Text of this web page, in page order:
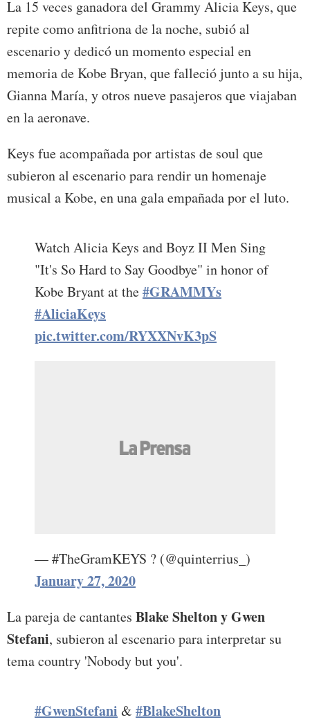
La 15 veces ganadora del Grammy Alicia Keys, que
repite como anfitriona de la noche, subió al
escenario y dedicó un momento especial en
memoria de Kobe Bryan, que falleció junto a su hija,
Gianna María, y otros nueve pasajeros que viajaban
en la aeronave.
Keys fue acompañada por artistas de soul que
subieron al escenario para rendir un homenaje
musical a Kobe, en una gala empañada por el luto.
Watch Alicia Keys and Boyz II Men Sing
"It's So Hard to Say Goodbye" in honor of
Kobe Bryant at the#GRAMMYs
#AliciaKeys
pic.twitter.com/RYXXNvK3pS
— #TheGramKEYS ? (@quinterrius_)
January 27, 2020
La pareja de cantantes Blake Shelton y Gwen
Stefani, subieron al escenario para interpretar su
tema country 'Nobody but you'.
#GwenStefani & #BlakeShelton